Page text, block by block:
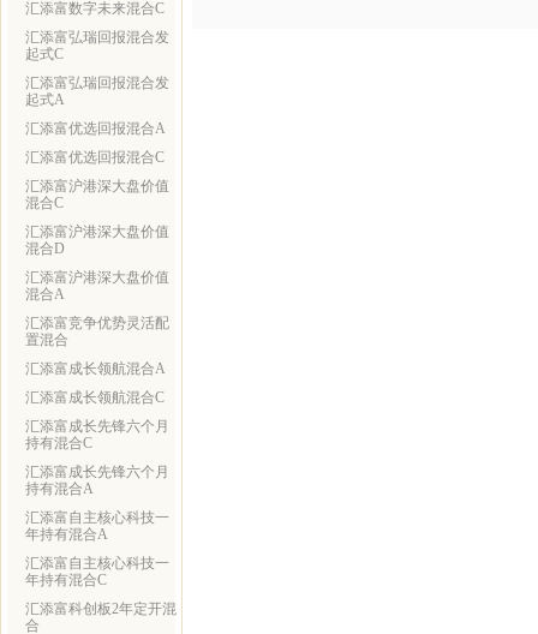
汇添富数字未来混合C
汇添富弘瑞回报混合发
起式C
汇添富弘瑞回报混合发
起式A
汇添富优选回报混合A
汇添富优选回报混合C
汇添富沪港深大盘价值
混合C
汇添富沪港深大盘价值
混合D
汇添富沪港深大盘价值
混合A
汇添富竞争优势灵活配
置混合
汇添富成长领航混合A
汇添富成长领航混合C
汇添富成长先锋六个月
持有混合C
汇添富成长先锋六个月
持有混合A
汇添富自主核心科技一
年持有混合A
汇添富自主核心科技一
年持有混合C
汇添富科创板2年定开混
合